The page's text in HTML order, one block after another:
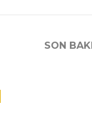
SON